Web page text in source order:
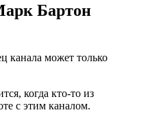
Бартон
канала может только
когда кто-то из
с этим каналом.